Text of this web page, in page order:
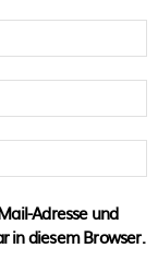
Adresse und
in diesem Browser.